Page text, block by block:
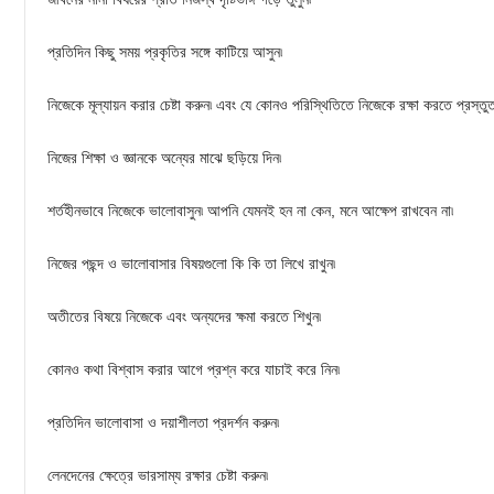
প্রতিদিন কিছু সময় প্রকৃতির সঙ্গে কাটিয়ে আসুন৷
নিজেকে মূল্যায়ন করার চেষ্টা করুন৷ এবং যে কোনও পরিস্থিতিতে নিজেকে রক্ষা করতে
নিজের শিক্ষা ও জ্ঞানকে অন্যের মাঝে ছড়িয়ে দিন৷
শর্তহীনভাবে নিজেকে ভালোবাসুন৷ আপনি যেমনই হন না কেন, মনে আক্ষেপ রাখবেন না৷
নিজের পছন্দ ও ভালোবাসার বিষয়গুলো কি কি তা লিখে রাখুন৷
অতীতের বিষয়ে নিজেকে এবং অন্যদের ক্ষমা করতে শিখুন৷
কোনও কথা বিশ্বাস করার আগে প্রশ্ন করে যাচাই করে নিন৷
প্রতিদিন ভালোবাসা ও দয়াশীলতা প্রদর্শন করুন৷
লেনদেনের ক্ষেত্রে ভারসাম্য রক্ষার চেষ্টা করুন৷